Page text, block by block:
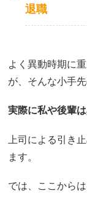
退職
よく異動時期に
が、そんな小手
実際に私や後輩
上司による引き
ます。
では、ここから